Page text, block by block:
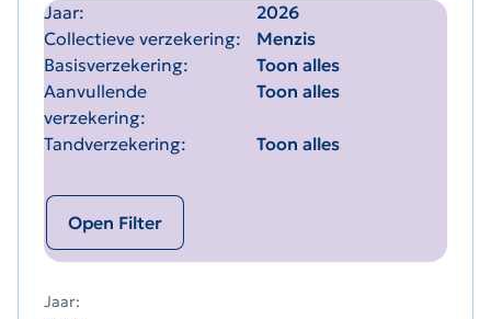
Jaar
2026
Collectieve verzekering
Menzis
Basisverzekering
Toon alles
Aanvullende
verzekering
Toon alles
Tandverzekering Toon alles
Open Filter
Jaar: